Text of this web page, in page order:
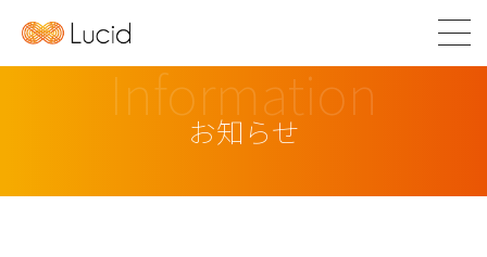
Information
お知らせ